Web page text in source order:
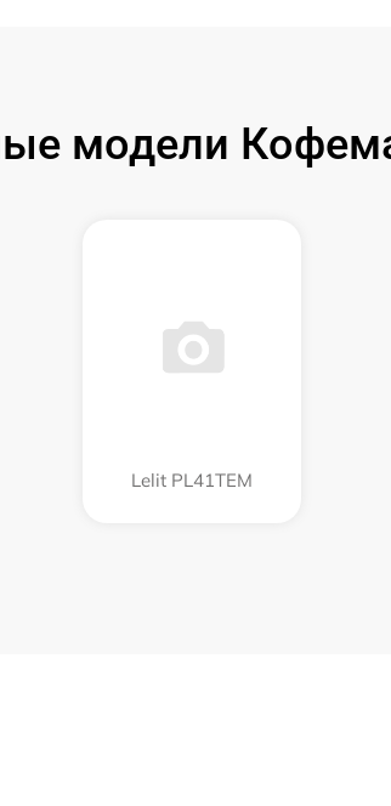
модели
Lelit PL41TEM